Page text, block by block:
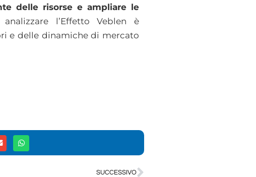
delle risorse e ampliare le
l’Effetto Veblen è
e delle dinamiche di mercato
SUCCESSIVO